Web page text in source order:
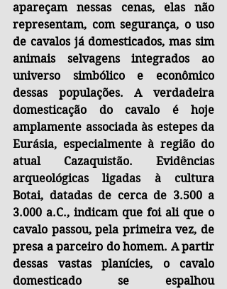
apareçam nessas cenas, elas não
representam, com segurança, o uso
de cavalos já domesticados, mas sim
animais selvagens integrados ao
universo simbólico e econômico
dessas populações. A verdadeira
domesticação do cavalo é hoje
amplamente associada às estepes da
Eurásia, especialmente à região do
atual Cazaquistão. Evidências
arqueológicas ligadas à cultura
Botai, datadas de cerca de 3.500 a
3.000 a.C., indicam que foi ali que o
cavalo passou, pela primeira vez, de
presa a parceiro do homem. A partir
dessas vastas planícies, o cavalo
domesticado se espalhou